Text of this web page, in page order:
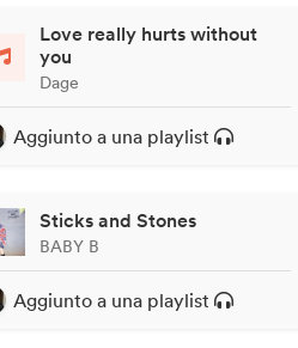
Love really hurts without
you
Dage
Aggiunto a una playlist
Sticks and Stones
BABY B
Aggiunto a una playlist